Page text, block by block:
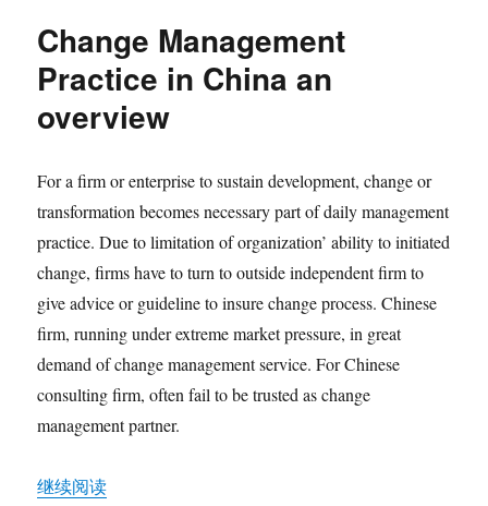
Change
Change Management
Practice in China an
overview
For a firm or enterprise to sustain development, change or
transformation becomes necessary part of daily management
practice. Due to limitation of organization’ ability to initiated
change, firms have to turn to outside independent firm to
give advice or guideline to insure change process. Chinese
firm, running under extreme market pressure, in great
demand of change management service. For Chinese
consulting firm, often fail to be trusted as change
management partner.
继续阅读“Change Management Practice in China an overview”